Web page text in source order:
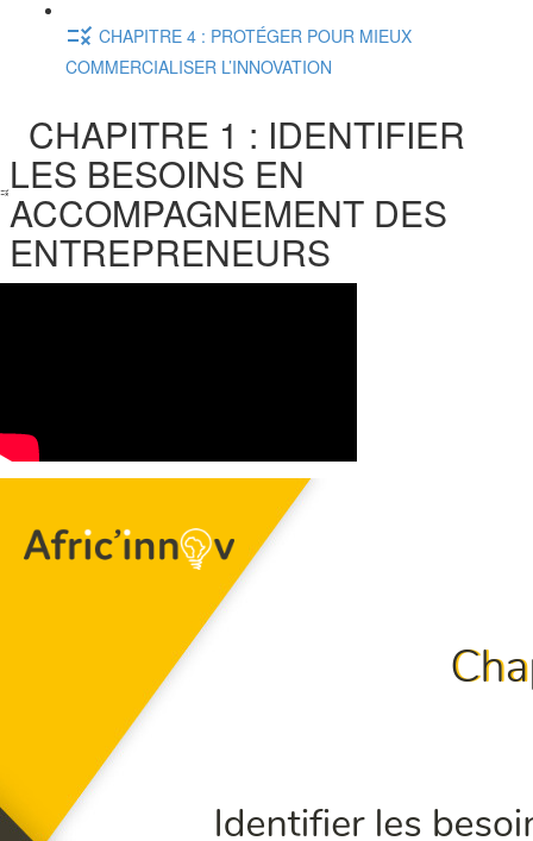
CHAPITRE 4 : PROTÉGER POUR MIEUX
COMMERCIALISER L’INNOVATION
CHAPITRE 1 : IDENTIFIER
LES BESOINS EN
ACCOMPAGNEMENT DES
ENTREPRENEURS